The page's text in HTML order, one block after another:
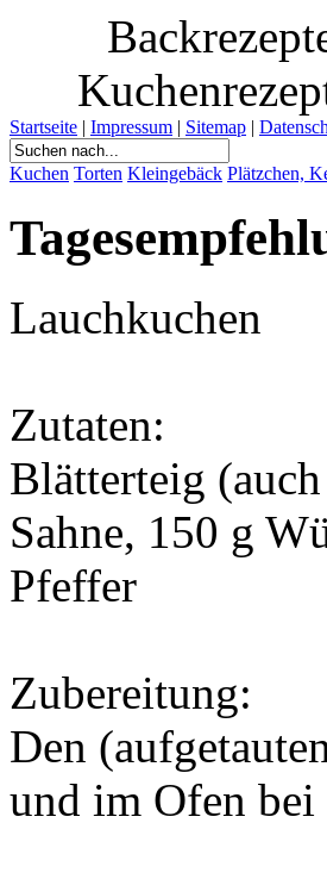
Startseite | Impressum | Sitemap |
Kuchen Torten Kleingebäck Plätzchen,
Lauchkuchen
Zutaten:
Blätterteig
Sahne, 150 g
Pfeffer
Zubereitung:
Den
und im Ofen